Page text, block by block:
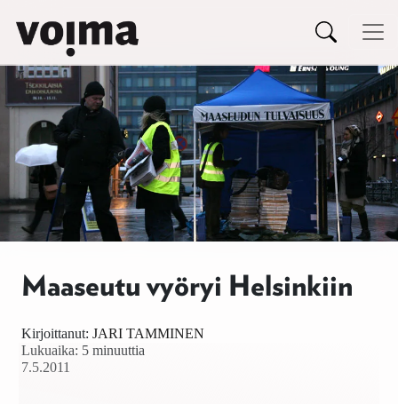
Siirry sisältöön
Päävalikko
Maaseutu vyöryi Helsinkiin
7.5.2011
Kirjoittanut: JARI TAMMINEN
Lukuaika: 5 minuuttia